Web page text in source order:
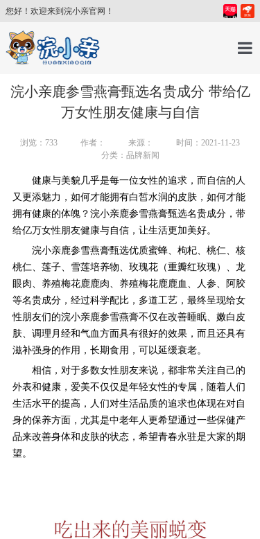
您好！欢迎来到浣小亲官网！
浣小亲鹿参雪燕膏甄选名贵成分 带给亿
万女性朋友健康与自信
浏览： 733 作者： 来源：
时间：2021-11-23
分类：品牌新闻
健康与美貌几乎是每一位女性的追求，而自信的人
又更添魅力，如何才能拥有白皙水润的皮肤，如何才能
拥有健康的体魄？浣小亲鹿参雪燕膏甄选名贵成分，带
给亿万女性朋友健康与自信，让生活更加美好。
浣小亲鹿参雪燕膏甄选优质蜜蜂、枸杞、桃仁、核
桃仁、莲子、雪莲培养物、玫瑰花（重瓣红玫瑰）、龙
眼肉、养殖梅花鹿鹿肉、养殖梅花鹿鹿血、人参、阿胶
等名贵成分，经过科学配比，多道工艺，最终呈现给女
性朋友们的浣小亲鹿参雪燕膏不仅在改善睡眠、嫩白皮
肤、调理月经和气血方面具有很好的效果，而且还具有
滋补强身的作用，长期食用，可以延缓衰老。
相信，对于多数女性朋友来说，都非常关注自己的
外表和健康，爱美不仅仅是年轻女性的专属，随着人们
生活水平的提高，人们对生活品质的追求也体现在对自
身的保养方面，尤其是中老年人更希望通过一些保健产
品来改善身体和皮肤的状态，希望青春永驻是大家的期
望。